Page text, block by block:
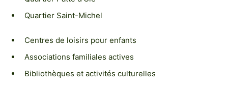
Quartier Saint-Michel
Centres de loisirs pour enfants
Associations familiales actives
Bibliothèques et activités culturelles